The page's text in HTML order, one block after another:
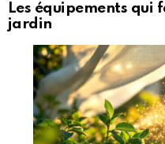
Les équipements qui
jardin